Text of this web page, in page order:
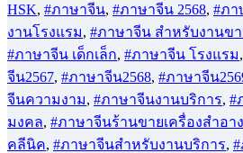
HSK, #ภาษาจีน, #ภาษาจีน 2568, #ภา
งานโรงแรม, #ภาษาจีน สำหรับงานข
#ภาษาจีน เด็กเล็ก, #ภาษาจีน โรงแรม,
จีน2567, #ภาษาจีน2568, #ภาษาจีน
จีนความงาม, #ภาษาจีนงานบริการ, #
มงคล, #ภาษาจีนร้านขายเครื่องสำอาง
คลีนิค, #ภาษาจีนสำหรับงานบริการ,